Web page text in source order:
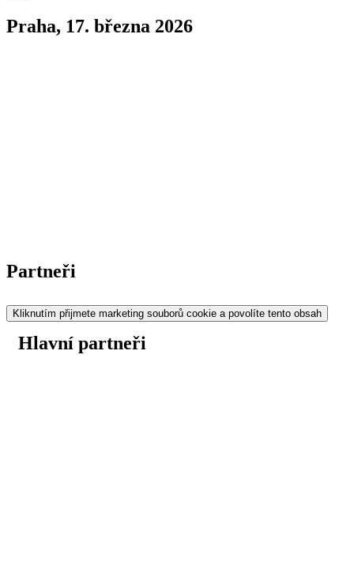
Praha, 17. března 2026
Kliknutím přijmete marketing souborů cookie a povolíte tento obsah
Partneři
Hlavní partneři